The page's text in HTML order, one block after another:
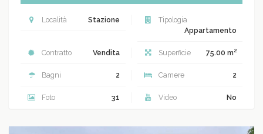
Località Stazione
Tipologia
Appartamento
Contratto Vendita Superficie 75.00 m2
Bagni 2 Camere 2
Foto 31 Video No